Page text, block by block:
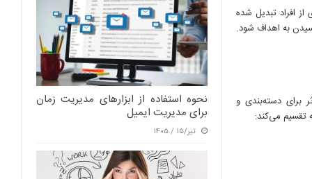
نحوه استفاده از ابزارهای مدیریت زمان
برای مدیریت ایمیل
تیر/۱۵ / ۱۴۰۵
افراد تبدیل شده
به اهداف شود.
برای دسته‌بندی و
تقسیم می‌کند: